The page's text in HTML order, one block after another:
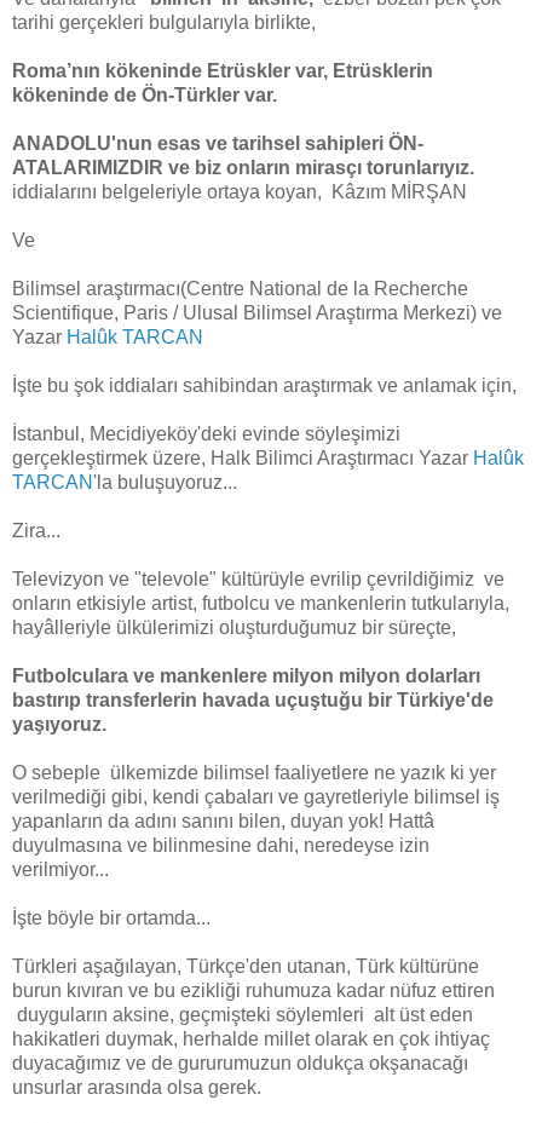
tarihi gerçekleri bulgularıyla birlikte,
Roma’nın kökeninde Etrüskler var, Etrüsklerin
kökeninde de Ön-Türkler var.
ANADOLU'nun esas ve tarihsel sahipleri ÖN-
ATALARIMIZDIR ve biz onların mirasçı torunlarıyız.
iddialarını belgeleriyle ortaya koyan, Kâzım MİRŞAN
Ve
Bilimsel araştırmacı(Centre National de la Recherche
Scientifique, Paris / Ulusal Bilimsel Araştırma Merkezi) ve
Yazar Halûk TARCAN
İşte bu şok iddiaları sahibindan araştırmak ve anlamak için,
İstanbul, Mecidiyeköy'deki evinde söyleşimizi
gerçekleştirmek üzere, Halk Bilimci Araştırmacı Yazar Halûk
TARCAN'la buluşuyoruz...
Zira...
Televizyon ve "televole" kültürüyle evrilip çevrildiğimiz ve
onların etkisiyle artist, futbolcu ve mankenlerin tutkularıyla,
hayâlleriyle ülkülerimizi oluşturduğumuz bir süreçte,
Futbolculara ve mankenlere milyon milyon dolarları
bastırıp transferlerin havada uçuştuğu bir Türkiye'de
yaşıyoruz.
O sebeple ülkemizde bilimsel faaliyetlere ne yazık ki yer
verilmediği gibi, kendi çabaları ve gayretleriyle bilimsel iş
yapanların da adını sanını bilen, duyan yok! Hattâ
duyulmasına ve bilinmesine dahi, neredeyse izin
verilmiyor...
İşte böyle bir ortamda...
Türkleri aşağılayan, Türkçe'den utanan, Türk kültürüne
burun kıvıran ve bu ezikliği ruhumuza kadar nüfuz ettiren
duyguların aksine, geçmişteki söylemleri alt üst eden
hakikatleri duymak, herhalde millet olarak en çok ihtiyaç
duyacağımız ve de gururumuzun oldukça okşanacağı
unsurlar arasında olsa gerek.